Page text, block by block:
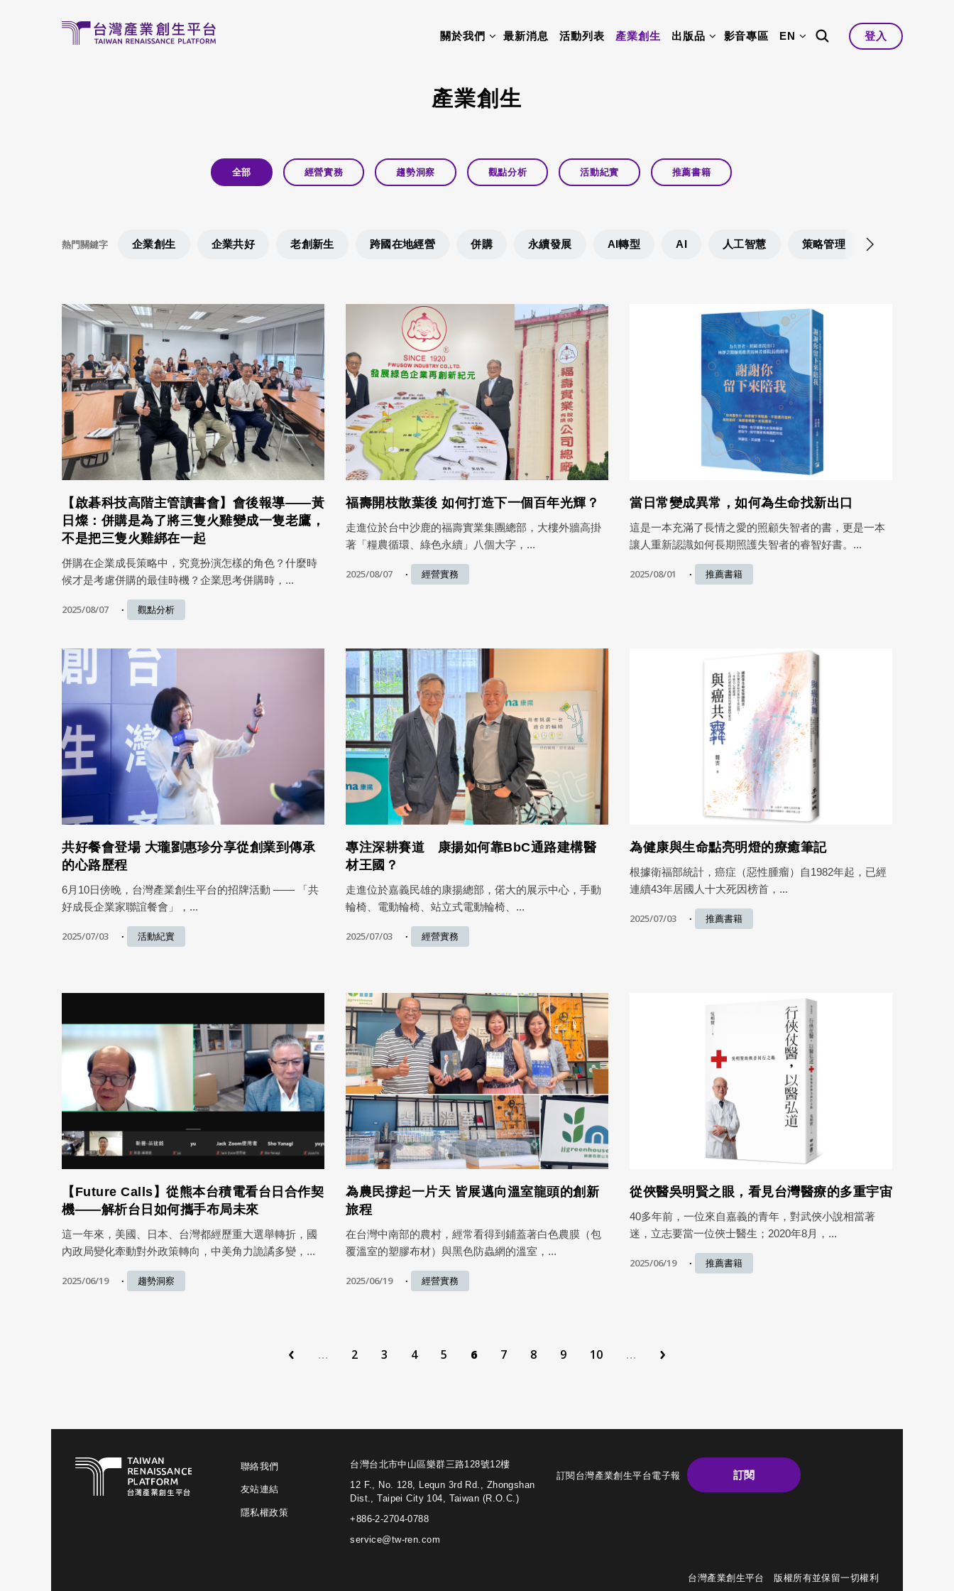
EN
關於我們 最新消息 活動列表 產業創生 出版品 影音專區 登入
產業創生
全部 經營實務 趨勢洞察 觀點分析 活動紀實 推薦書籍
熱門關鍵字 企業創生 企業共好 老創新生 跨國在地經營 併購 永續發展 AI轉型 AI 人工智慧 策略管理
【啟碁科技高階主管讀書會】會後報導——黃
日燦：併購是為了將三隻火雞變成一隻老鷹，
不是把三隻火雞綁在一起
併購在企業成長策略中，究竟扮演怎樣的角色？什麼時
候才是考慮併購的最佳時機？企業思考併購時，...
2025/08/07 觀點分析
福壽開枝散葉後 如何打造下一個百年光輝？
走進位於台中沙鹿的福壽實業集團總部，大樓外牆高掛
著「糧農循環、綠色永續」八個大字，...
2025/08/07 經營實務
當日常變成異常，如何為生命找新出口
這是一本充滿了長情之愛的照顧失智者的書，更是一本
讓人重新認識如何長期照護失智者的睿智好書。...
2025/08/01 推薦書籍
共好餐會登場 大瓏劉惠珍分享從創業到傳承
的心路歷程
6月10日傍晚，台灣產業創生平台的招牌活動 —— 「共
好成長企業家聯誼餐會」，...
2025/07/03 活動紀實
專注深耕賽道 康揚如何靠BbC通路建構醫
材王國？
走進位於嘉義民雄的康揚總部，偌大的展示中心，手動
輪椅、電動輪椅、站立式電動輪椅、...
2025/07/03 經營實務
為健康與生命點亮明燈的療癒筆記
根據衛福部統計，癌症（惡性腫瘤）自1982年起，已經
連續43年居國人十大死因榜首，...
2025/07/03 推薦書籍
【Future Calls】從熊本台積電看台日合作契
機——解析台日如何攜手布局未來
這一年來，美國、日本、台灣都經歷重大選舉轉折，國
內政局變化牽動對外政策轉向，中美角力詭譎多變，...
2025/06/19 趨勢洞察
為農民撐起一片天 皆展邁向溫室龍頭的創新
旅程
在台灣中南部的農村，經常看得到鋪蓋著白色農膜（包
覆溫室的塑膠布材）與黑色防蟲網的溫室，...
2025/06/19 經營實務
從俠醫吳明賢之眼，看見台灣醫療的多重宇宙
40多年前，一位來自嘉義的青年，對武俠小說相當著
迷，立志要當一位俠士醫生；2020年8月，...
2025/06/19 推薦書籍
‹ … 2 3 4 5 6 7 8 9 10 … ›
聯絡我們
友站連結
隱私權政策
台灣台北市中山區樂群三路128號12樓
12 F., No. 128, Lequn 3rd Rd., Zhongshan
Dist., Taipei City 104, Taiwan (R.O.C.)
+886-2-2704-0788
service@tw-ren.com
訂閱台灣產業創生平台電子報 訂閱
台灣產業創生平台 版權所有並保留一切權利